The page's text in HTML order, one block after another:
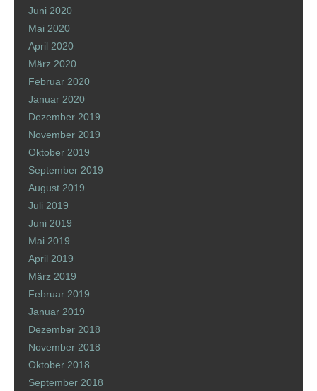
Juni 2020
Mai 2020
April 2020
März 2020
Februar 2020
Januar 2020
Dezember 2019
November 2019
Oktober 2019
September 2019
August 2019
Juli 2019
Juni 2019
Mai 2019
April 2019
März 2019
Februar 2019
Januar 2019
Dezember 2018
November 2018
Oktober 2018
September 2018